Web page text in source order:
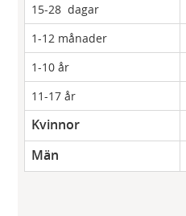
15-28 dagar
1-12 månader
1-10 år
​11-17 år
Kvinnor
Män